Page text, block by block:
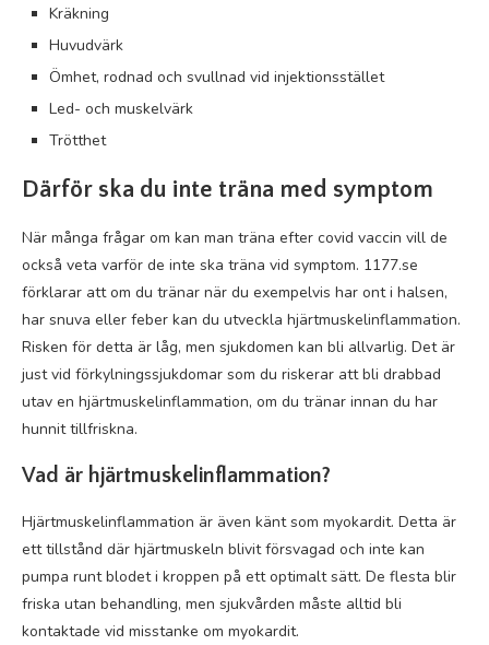
Kräkning
Huvudvärk
Ömhet, rodnad och svullnad vid injektionsstället
Led- och muskelvärk
Trötthet
Därför ska du inte träna med symptom
När många frågar om kan man träna efter covid vaccin vill de
också veta varför de inte ska träna vid symptom. 1177.se
förklarar att om du tränar när du exempelvis har ont i halsen,
har snuva eller feber kan du utveckla hjärtmuskelinflammation.
Risken för detta är låg, men sjukdomen kan bli allvarlig. Det är
just vid förkylningssjukdomar som du riskerar att bli drabbad
utav en hjärtmuskelinflammation, om du tränar innan du har
hunnit tillfriskna.
Vad är hjärtmuskelinflammation?
Hjärtmuskelinflammation är även känt som myokardit. Detta är
ett tillstånd där hjärtmuskeln blivit försvagad och inte kan
pumpa runt blodet i kroppen på ett optimalt sätt. De flesta blir
friska utan behandling, men sjukvården måste alltid bli
kontaktade vid misstanke om myokardit.